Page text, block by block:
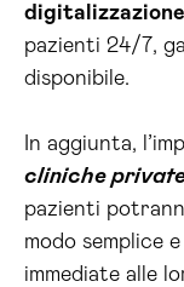
digitalizzazione
pazienti 24/7,
disponibile.
In aggiunta,
cliniche
pazienti
modo semplice
immediate alle